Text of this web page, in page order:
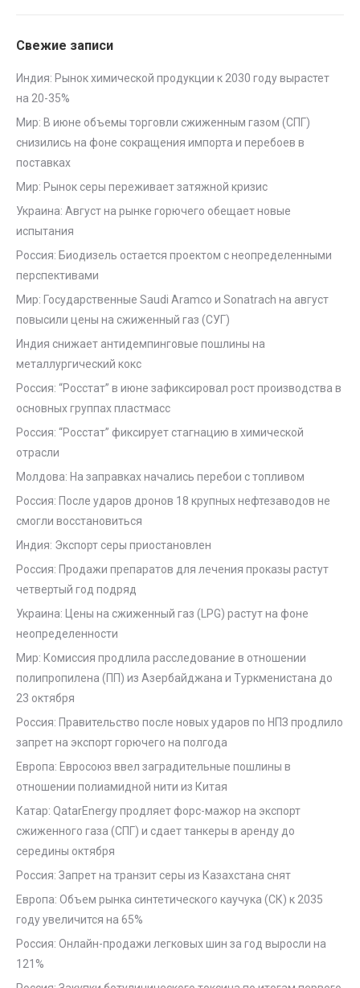
Свежие записи
Индия: Рынок химической продукции к 2030 году вырастет
на 20-35%
Мир: В июне объемы торговли сжиженным газом (СПГ)
снизились на фоне сокращения импорта и перебоев в
поставках
Мир: Рынок серы переживает затяжной кризис
Украина: Август на рынке горючего обещает новые
испытания
Россия: Биодизель остается проектом с неопределенными
перспективами
Мир: Государственные Saudi Aramco и Sonatrach на август
повысили цены на сжиженный газ (СУГ)
Индия снижает антидемпинговые пошлины на
металлургический кокс
Россия: “Росстат” в июне зафиксировал рост производства в
основных группах пластмасс
Россия: “Росстат” фиксирует стагнацию в химической
отрасли
Молдова: На заправках начались перебои с топливом
Россия: После ударов дронов 18 крупных нефтезаводов не
смогли восстановиться
Индия: Экспорт серы приостановлен
Россия: Продажи препаратов для лечения проказы растут
четвертый год подряд
Украина: Цены на сжиженный газ (LPG) растут на фоне
неопределенности
Мир: Комиссия продлила расследование в отношении
полипропилена (ПП) из Азербайджана и Туркменистана до
23 октября
Россия: Правительство после новых ударов по НПЗ продлило
запрет на экспорт горючего на полгода
Европа: Евросоюз ввел заградительные пошлины в
отношении полиамидной нити из Китая
Катар: QatarEnergy продляет форс-мажор на экспорт
сжиженного газа (СПГ) и сдает танкеры в аренду до
середины октября
Россия: Запрет на транзит серы из Казахстана снят
Европа: Объем рынка синтетического каучука (СК) к 2035
году увеличится на 65%
Россия: Онлайн-продажи легковых шин за год выросли на
121%